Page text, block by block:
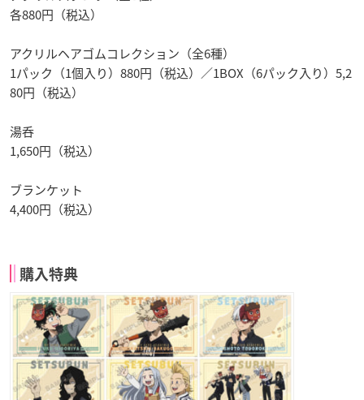
各880円（税込）
アクリルヘアゴムコレクション（全6種）
1パック（1個入り）880円（税込）／1BOX（6パック入り）5,2
80円（税込）
湯呑
1,650円（税込）
ブランケット
4,400円（税込）
購入特典